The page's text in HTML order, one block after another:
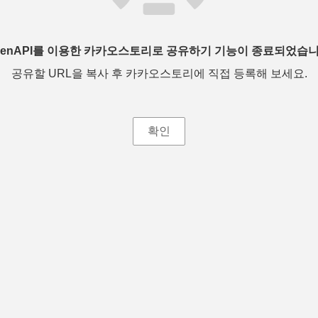
를 이용한 카카오스토리로 공유하기 기능이 종료되었습
공유할 URL을 복사 후 카카오스토리에 직접 등록해 보세요.
확인